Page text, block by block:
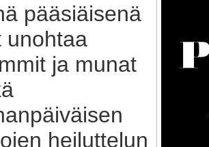
pääsiäisenä
unohtaa
ja munat
heiluttelun